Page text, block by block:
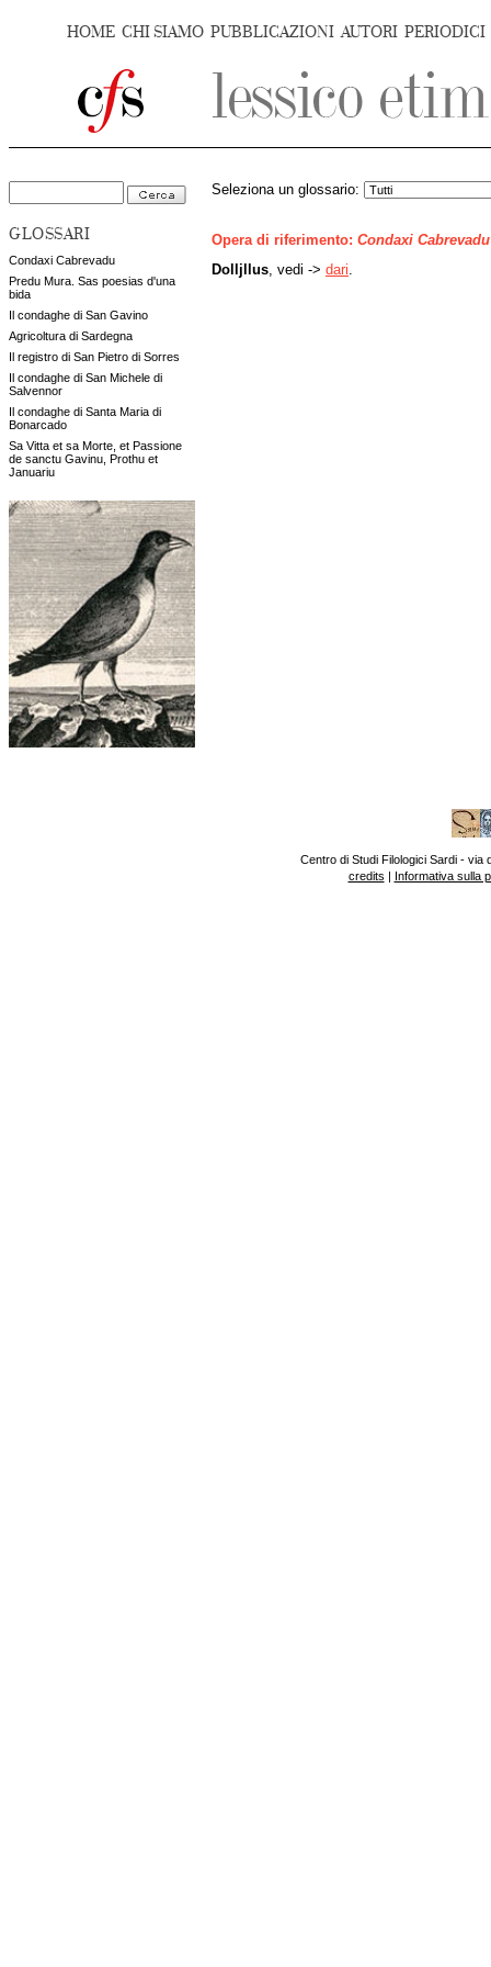
HOME CHI SIAMO PUBBLICAZIONI AUTORI PERIODICI
GLOSSARI
Condaxi Cabrevadu
Predu Mura. Sas poesias d'una
bida
Il condaghe di San Gavino
Agricoltura di Sardegna
Il registro di San Pietro di Sorres
Il condaghe di San Michele di
Salvennor
Il condaghe di Santa Maria di
Bonarcado
Sa Vitta et sa Morte, et Passione
de sanctu Gavinu, Prothu et
Januariu
Seleziona un glossario:
Opera di riferimento: Condaxi Cabrevadu
Dolljllus , vedi -> dari
Centro di Studi Filologici Sardi - via
credits | Informativa sulla